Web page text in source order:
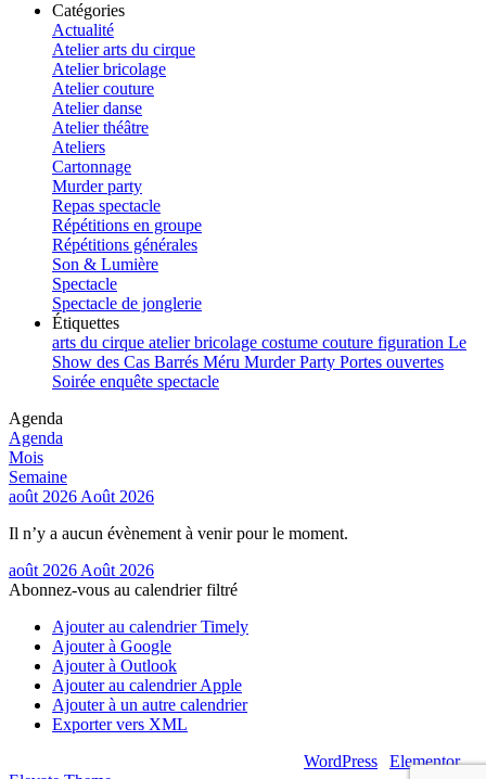
Catégories
Actualité
Atelier arts du cirque
Atelier bricolage
Atelier couture
Atelier danse
Atelier théâtre
Ateliers
Cartonnage
Murder party
Repas spectacle
Répétitions en groupe
Répétitions générales
Son & Lumière
Spectacle
Spectacle de jonglerie
Étiquettes
arts du cirque atelierbricolage costume couture figuration Le
Show des Cas Barrés Méru Murder Party Portes ouvertes
Soirée enquête spectacle
Agenda
Agenda
Mois
Semaine
août 2026 Août 2026
Il n’y a aucun évènement à venir pour le moment.
août 2026 Août 2026
Abonnez-vous au calendrier filtré
Ajouter au calendrier Timely
Ajouter à Google
Ajouter à Outlook
Ajouter au calendrier Apple
Ajouter à un autre calendrier
Exporter vers XML
WordPress Elementor|